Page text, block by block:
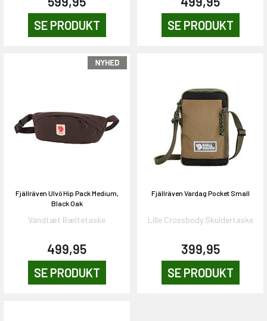
SE PRODUKT SE PRODUKT
Fjällräven Ulvö Hip Pack Medium,
Black Oak
Vandtæt Bæltetaske
499,95
SE PRODUKT
Fjällräven Vardag Pocket Small
Lille Crossbody Skuldertaske
399,95
SE PRODUKT